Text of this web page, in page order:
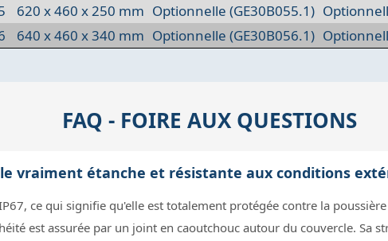
620 x 460 x 250 mm Optionnelle (GE30B055.1)
640 x 460 x 340 mm Optionnelle (GE30B056.1)
FAQ - FOIRE AUX QUESTIONS
vraiment étanche et résistante aux conditions
ce qui signifie qu'elle est totalement protégée contre la
est assurée par un joint en caoutchouc autour du couvercle. Sa